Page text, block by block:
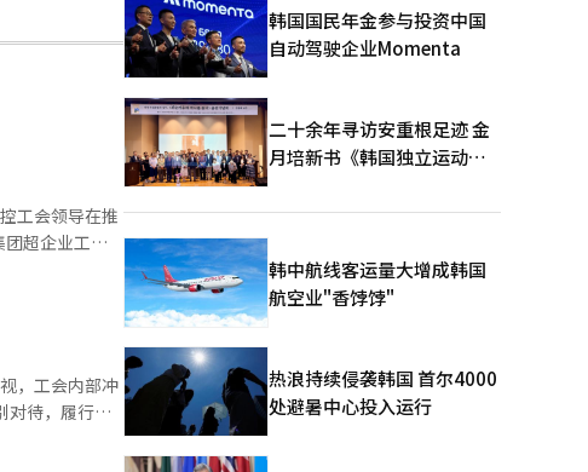
工会领导在推
序存在违反工
确定的议案，
，工会内部冲
对待，履行公
提案和工会修
韩国国民年金参与投资中国
自动驾驶企业Momenta
二十余年寻访安重根足迹 金
月培新书《韩国独立运动圣
版
韩中航线客运量大增成韩国
航空业"香饽饽"
热浪持续侵袭韩国 首尔4000
处避暑中心投入运行